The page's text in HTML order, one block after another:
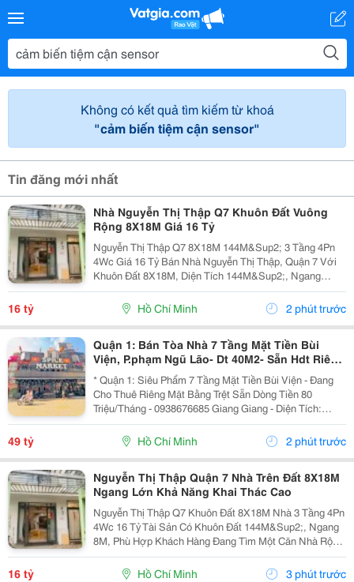
Không có kết quả tìm kiếm từ khoá
"cảm biến tiệm cận sensor"
Tin đăng mới nhất
Nhà Nguyễn Thị Thập Q7 Khuôn Đất Vuông
Rộng 8X18M Giá 16 Tỷ
Nguyễn Thị Thập Q7 8X18M 144M&Sup2; 3 Tầng 4Pn
4Wc Giá 16 Tỷ Bán Nhà Nguyễn Thị Thập, Quận 7 Với
Khuôn Đất 8X18M, Diện Tích 144M&Sup2;, Ngang
Rộng 8M. Nhà Xây 3 Tầng, Gồm 4 Phòng Ngủ, 4 Toilet,
Phù Hợp Gia Đình Cần Không Gian Sử Dụng Rộng...
16 tỷ Hồ Chí Minh 2 phút trước
Quận 1: Bán Tòa Nhà 7 Tầng Mặt Tiền Bùi
Viện, P.phạm Ngũ Lão- Dt 40M2- Sẵn Hdt Riêng
Tầng Trệt 80Tr/Th- Chính Chủ Chào Giá Tốt
* Quận 1: Siêu Phẩm 7 Tầng Mặt Tiền Bùi Viện - Đang
Cho Thuê Riêng Mặt Bằng Trệt Sẵn Dòng Tiền 80
Triệu/Tháng - 0938676685 Giang Giang - Diện Tích:
38M2 - Ngang 2,85M Nở Hậu 5,55M * 11M. - Kết Cấu: 7
Tầng - Sân Thượng - Sẵn 11 Phòng Dịch Vụ - 12...
49 tỷ Hồ Chí Minh 2 phút trước
Nguyễn Thị Thập Quận 7 Nhà Trên Đất 8X18M
Ngang Lớn Khả Năng Khai Thác Cao
Nguyễn Thị Thập Q7 Khuôn Đất 8X18M Nhà 3 Tầng 4Pn
4Wc 16 Tỷ Tài Sản Có Khuôn Đất 144M&Sup2;, Ngang
8M, Phù Hợp Khách Hàng Đang Tìm Một Căn Nhà Rộng
Tại Quận 7 Để Ở Lâu Dài Hoặc Khai Thác Theo Nhu
Cầu. Nhà Xây 3 Tầng, Bố Trí 4 Phòng Ngủ Và 4 Toilet....
16 tỷ Hồ Chí Minh 3 phút trước